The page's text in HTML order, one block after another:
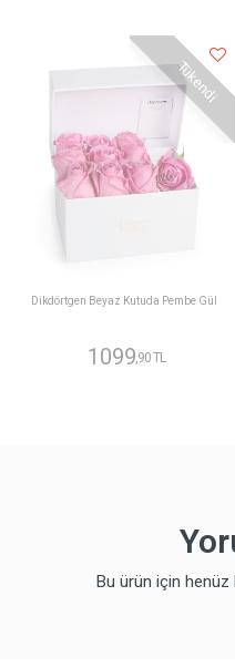
Tükendi
Dikdörtgen Beyaz Kutuda Pembe Gül
1099,90 TL
Bu ürün için henüz